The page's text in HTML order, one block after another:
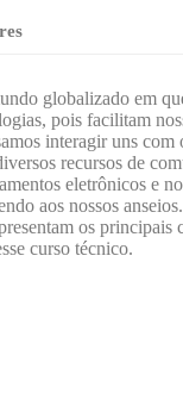
globalizado em
pois facilitam
interagir uns com
recursos de
eletrônicos e
aos nossos
os principais
curso técnico.